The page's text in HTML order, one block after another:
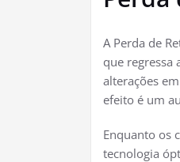
A Perda de
que regressa
alterações
efeito é um
Enquanto os
tecnologia